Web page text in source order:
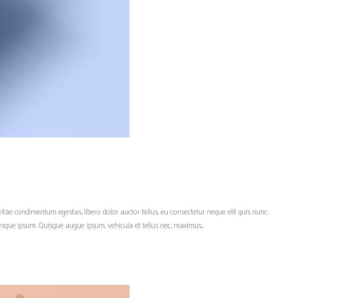
condimentum egestas, libero dolor auctor tellus, eu consectetur neque elit quis nunc.
ipsum. Quisque augue ipsum, vehicula et tellus nec, maximus...